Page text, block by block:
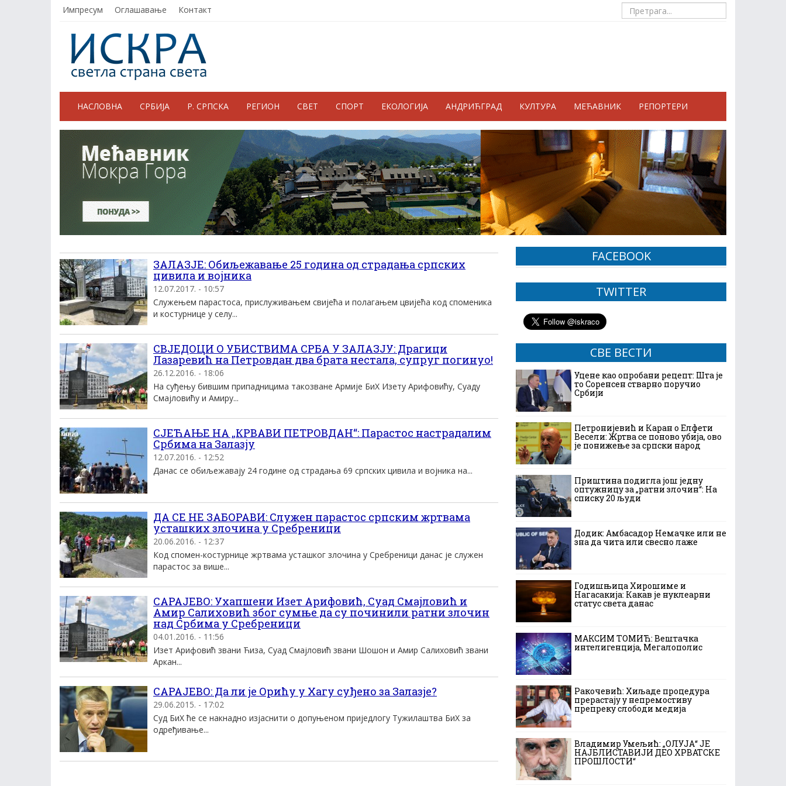
Импресум Оглашавање Контакт
НАСЛОВНА СРБИЈА Р. СРПСКА РЕГИОН СВЕТ СПОРТ ЕКОЛОГИЈА АНДРИЋГРАД КУЛТУРА МЕЋАВНИК РЕПОРТЕРИ
ЗАЛАЗЈЕ: Обиљежавање 25 година од страдања српских
цивила и војника
12.07.2017. - 10:57
Служењем парастоса, прислуживањем свијећа и полагањем цвијећа код споменика
и костурнице у селу...
СВЈЕДОЦИ О УБИСТВИМА СРБА У ЗАЛАЗЈУ: Драгици
Лазаревић на Петровдан два брата нестала, супруг погинуо!
26.12.2016. - 18:06
На суђењу бившим припадницима такозване Армије БиХ Изету Арифовићу, Суаду
Смајловићу и Амиру...
СЈЕЋАЊЕ НА „КРВАВИ ПЕТРОВДАН“: Парастос настрадалим
Србима на Залазју
12.07.2016. - 12:52
Данас се обиљежавају 24 године од страдања 69 српских цивила и војника на...
ДА СЕ НЕ ЗАБОРАВИ: Служен парастос српским жртвама
усташких злочина у Сребреници
20.06.2016. - 12:37
Код спомен-костурнице жртвама усташког злочина у Сребреници данас је служен
парастос за више...
САРАЈЕВО: Ухапшени Изет Арифовић, Суад Смајловић и
Амир Салиховић због сумње да су починили ратни злочин
над Србима у Сребреници
04.01.2016. - 11:56
Изет Арифовић звани Ћиза, Суад Смајловић звани Шошон и Амир Салиховић звани
Аркан...
САРАЈЕВО: Да ли је Орићу у Хагу суђено за Залазје?
29.06.2015. - 17:02
Суд БиХ ће се накнадно изјаснити о допуњеном приједлогу Тужилаштва БиХ за
одређивање...
FACEBOOK
TWITTER
СВЕ ВЕСТИ
Уцене као опробани рецепт: Шта је
то Соренсен стварно поручио
Србији
Петронијевић и Каран о Елфети
Весели: Жртва се поново убија, ово
је понижење за српски народ
Приштина подигла још једну
оптужницу за „ратни злочин“: На
списку 20 људи
Додик: Амбасадор Немачке или не
зна да чита или свесно лаже
Годишњица Хирошиме и
Нагасакија: Какав је нуклеарни
статус света данас
МАКСИМ ТОМИЋ: Вештачка
интелигенција, Мегалополис
Ракочевић: Хиљаде процедура
прерастају у непремостиву
препреку слободи медија
Владимир Умељић: „ОЛУЈА“ ЈЕ
НАЈБЛИСТАВИЈИ ДЕО ХРВАТСКЕ
ПРОШЛОСТИ“